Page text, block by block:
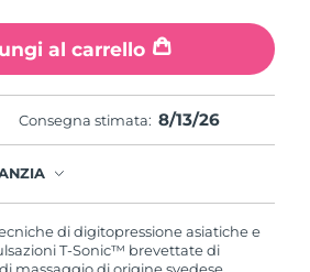
al carrello
Consegna stimata: 8/13/26
nei primi 2 anni dalla data di
sostituirà il tuo prodotto
di digitopressione asiatiche e
T-Sonic™ brevettate di
8/13/26
Consegna stimata
Consegna stimata8/17/26